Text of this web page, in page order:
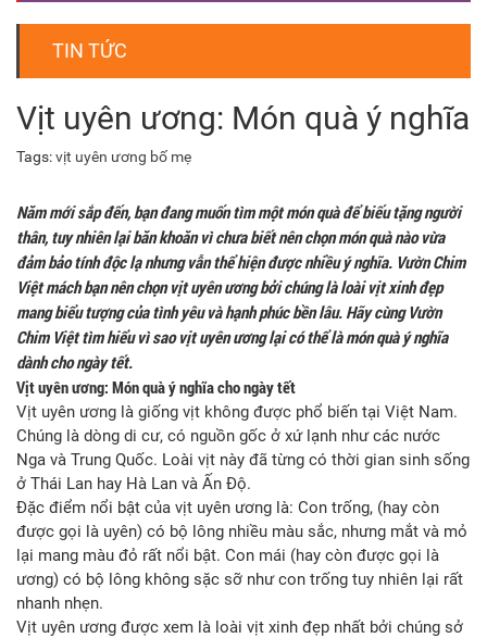
TIN TỨC
Vịt uyên ương: Món quà ý nghĩa
Tags:vịt uyên ương bố mẹ
Năm mới sắp đến, bạn đang muốn tìm một món quà để biếu tặng người
thân, tuy nhiên lại băn khoăn vì chưa biết nên chọn món quà nào vừa
đảm bảo tính độc lạ nhưng vẫn thể hiện được nhiều ý nghĩa. Vườn Chim
Việt mách bạn nên chọn vịt uyên ương bởi chúng là loài vịt xinh đẹp
mang biểu tượng của tình yêu và hạnh phúc bền lâu. Hãy cùng Vườn
Chim Việt tìm hiểu vì saovịt uyên ương lại có thể là món quà ý nghĩa
dành cho ngày tết.
Vịt uyên ương: Món quà ý nghĩa cho ngày tết
Vịt uyên ương là giống vịt không được phổ biến tại Việt Nam.
Chúng là dòng di cư, có nguồn gốc ở xứ lạnh như các nước
Nga và Trung Quốc. Loài vịt này đã từng có thời gian sinh sống
ở Thái Lan hay Hà Lan và Ấn Độ.
Đặc điểm nổi bật của vịt uyên ương là: Con trống, (hay còn
được gọi là uyên) có bộ lông nhiều màu sắc, nhưng mắt và mỏ
lại mang màu đỏ rất nổi bật. Con mái (hay còn được gọi là
ương) có bộ lông không sặc sỡ như con trống tuy nhiên lại rất
nhanh nhẹn.
Vịt uyên ương được xem là loài vịt xinh đẹp nhất bởi chúng sở